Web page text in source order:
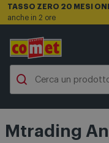
TASSO ZERO 20 MESI
anche in 2 ore
Mtrading